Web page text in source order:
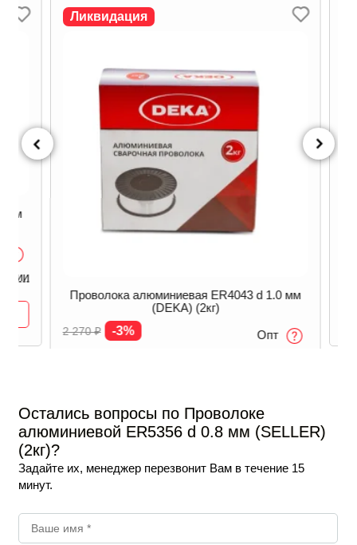
Ликвидация
Проволока алюминиевая ER4043 d 1.0 мм
(DEKA) (2кг)
2 270₽ -3%
Опт
Остались вопросы по Проволоке
алюминиевой ER5356 d 0.8 мм (SELLER)
(2кг)?
Задайте их, менеджер перезвонит Вам в течение 15
минут.